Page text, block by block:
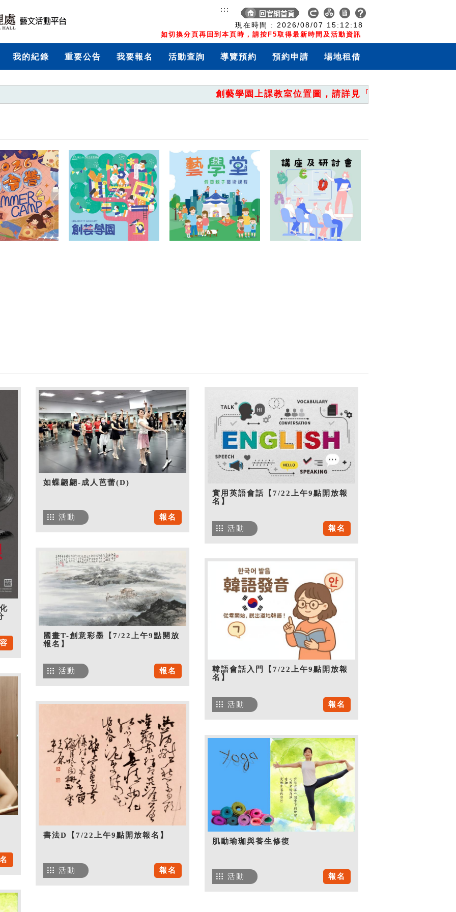
現在時間 : 2026/08/07 15:12:18
如切換分頁再回到本頁時，請按F5取得最新時間及活動資訊
:::
我的紀錄 重要公告 我要報名 活動查詢 導覽預約 預約申請 場地租借
創藝學園上課教室位置圖，請詳見「重要公告」。
如蝶翩翩-成人芭蕾(D)
報名
活動
實用英語會話【7/22上午9點開放報
名】
報名
活動
國畫T-創意彩墨【7/22上午9點開放
報名】
報名
活動
韓語會話入門【7/22上午9點開放報
名】
報名
活動
書法D【7/22上午9點開放報名】
報名
活動
肌動瑜珈與養生修復
報名
活動